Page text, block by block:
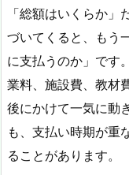
「総額はいくらか
づいてくると、もう
に支払うのか」です
業料、施設費、教材
後にかけて一気に動
も、支払い時期が重
ることがあります。